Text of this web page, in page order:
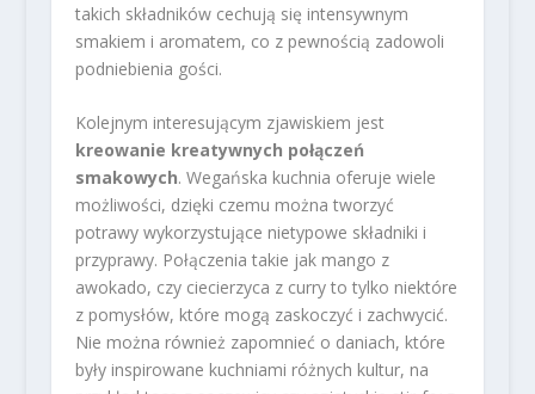
takich składników cechują się intensywnym
smakiem i aromatem, co z pewnością zadowoli
podniebienia gości.
Kolejnym interesującym zjawiskiem jest
kreowanie kreatywnych połączeń
smakowych. Wegańska kuchnia oferuje wiele
możliwości, dzięki czemu można tworzyć
potrawy wykorzystujące nietypowe składniki i
przyprawy. Połączenia takie jak mango z
awokado, czy ciecierzyca z curry to tylko niektóre
z pomysłów, które mogą zaskoczyć i zachwycić.
Nie można również zapomnieć o daniach, które
były inspirowane kuchniami różnych kultur, na